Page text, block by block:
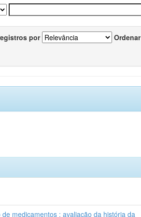
por Ordenar
medicamentos : avaliação da história da